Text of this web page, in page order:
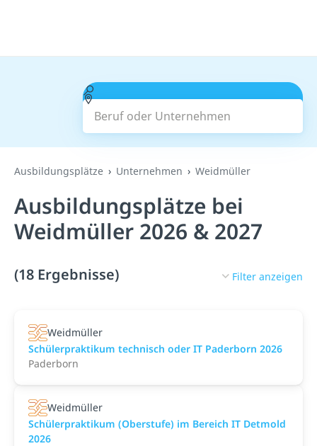
Beruf oder Unternehmen
Suchen
Ausbildungsplätze Unternehmen Weidmüller
Ausbildungsplätze bei
Weidmüller 2026 & 2027
(18 Ergebnisse) Filter anzeigen
Weidmüller
Schülerpraktikum technisch oder IT Paderborn 2026
Paderborn
Weidmüller
Schülerpraktikum (Oberstufe) im Bereich IT Detmold
2026